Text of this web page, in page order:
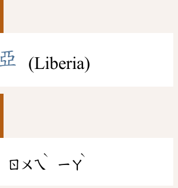
亞 (Liberia)
ㄖㄨㄟ
ˋ
ㄧㄚ
ˋ